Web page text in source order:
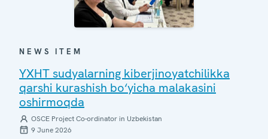
NEWS ITEM
YXHT sudyalarning kiberjinoyatchilikka
qarshi kurashish bo‘yicha malakasini
oshirmoqda
OSCE Project Co-ordinator in Uzbekistan
9 June 2026